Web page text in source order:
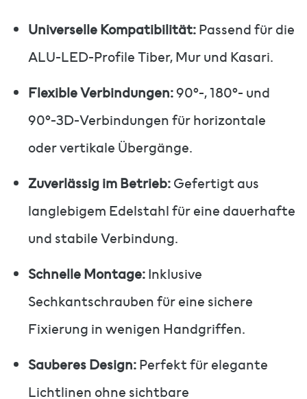
Universelle Kompatibilität:Passend für die
ALU-LED-Profile Tiber, Mur und Kasari.
Flexible Verbindungen:90°-, 180°- und
90°-3D-Verbindungen für horizontale
oder vertikale Übergänge.
Zuverlässig im Betrieb:Gefertigt aus
langlebigem Edelstahl für eine dauerhafte
und stabile Verbindung.
Schnelle Montage:Inklusive
Sechkantschrauben für eine sichere
Fixierung in wenigen Handgriffen.
Sauberes Design:Perfekt für elegante
Lichtlinen ohne sichtbare